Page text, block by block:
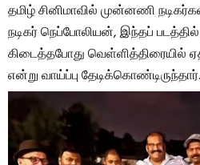
தமிழ் சினிமாவில் முன்னணி
நடிகர் நெப்போலியன், இந்தப் படத்தில்
கிடைத்தபோது வெள்ளித்திரையில்
என்று வாய்ப்பு தேடிக்கொண்டிருந்தார்.